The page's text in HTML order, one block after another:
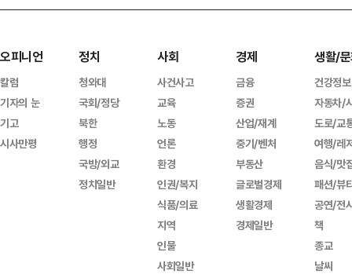
오피니언
칼럼
기자의 눈
기고
시사만평
정치
청와대
국회/정당
북한
행정
국방/외교
정치일반
사회
사건사고
교육
노동
언론
환경
인권/복지
식품/의료
지역
인물
사회일반
경제
금융
증권
산업/재계
중기/벤처
부동산
글로벌경제
생활경제
경제일반
생활/
건강정보
자동차/
도로/교
여행/레
음식/맛
패션/뷰
공연/전
책
종교
날씨